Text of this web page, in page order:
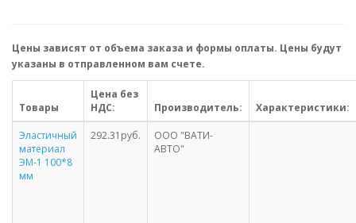
Цены зависят от объема заказа и формы оплаты. Цены будут
указаны в отправленном вам счете.
Товары
Цена без
НДС:
Производитель: Характеристики:
Эластичный
материал
ЭМ-1 100*8
мм
292.31руб.
ООО "ВАТИ-
АВТО"